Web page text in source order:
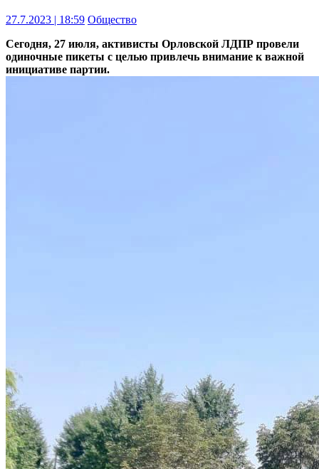
27.7.2023 | 18:59 Общество
Сегодня, 27 июля, активисты Орловской ЛДПР провели
одиночные пикеты с целью привлечь внимание к важной
инициативе партии.